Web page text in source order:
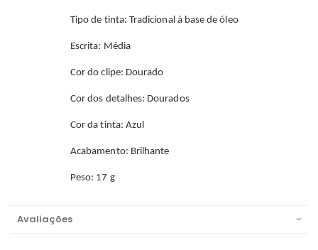
Tipo de tinta: Tradicional à base de óleo
Escrita: Média
Cor do clipe: Dourado
Cor dos detalhes: Dourados
Cor da tinta: Azul
Acabamento: Brilhante
Peso: 17 g
Avaliações